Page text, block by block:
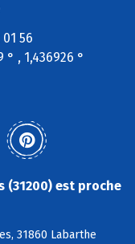
56
° , 1,436926 °
(31200) est proche
31860 Labarthe